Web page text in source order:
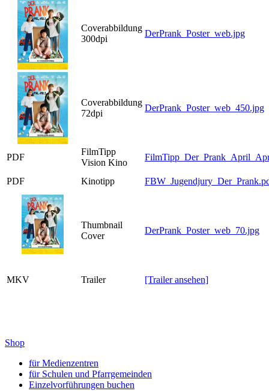
Coverabbildung
300dpi
DerPrank_Poster_web.jpg
Coverabbildung
72dpi
DerPrank_Poster_web_450.jpg
PDF
FilmTipp
Vision Kino
PDF Kinotipp
Thumbnail
Cover
DerPrank_Poster_web_70.jpg
MKV Trailer [Trailer ansehen]
Shop
für Medienzentren
für Schulen und Pfarrgemeinden
Einzelvorführungen buchen